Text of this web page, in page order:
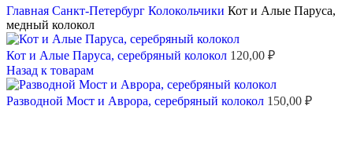
Главная Санкт-Петербург Колокольчики Кот и Алые Паруса,
медный колокол
Кот и Алые Паруса, серебряный колокол 120,00 ₽
Назад к товарам
Разводной Мост и Аврора, серебряный колокол 150,00 ₽